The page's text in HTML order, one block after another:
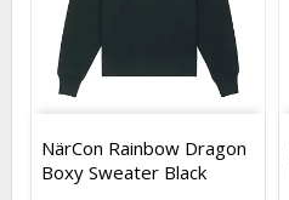
NärCon Rainbow Dragon
Boxy Sweater Black